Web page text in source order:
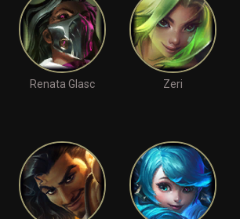
Renata Glasc Zeri